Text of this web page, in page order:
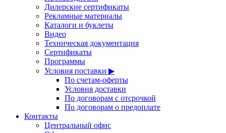
Дилерские сертификаты
Рекламные материалы
Каталоги и буклеты
Видео
Техническая документация
Сертификаты
Программы
Условия поставки ▶
По счетам-оферты
Условия доставки
По договорам с отсрочкой
По договорам о предоплате
Контакты
Центральный офис